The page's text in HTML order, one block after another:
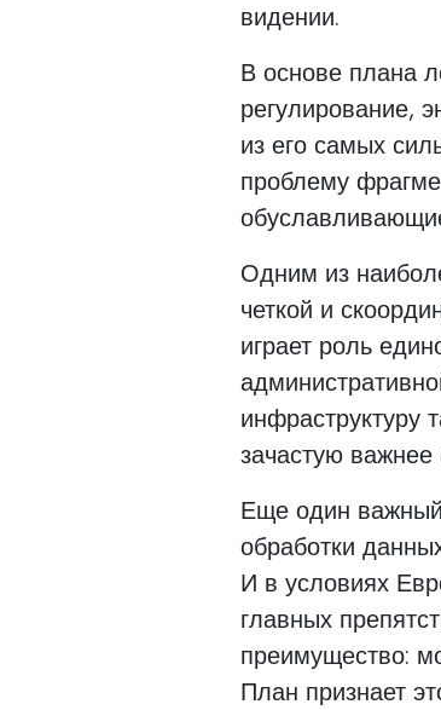
видении.
В основе плана
регулирование,
из его самых
проблему
Одним из
четкой и
играет роль
инфраструктуру
зачастую
Еще один
обработки
И в условиях
главных
преимущество:
План признает